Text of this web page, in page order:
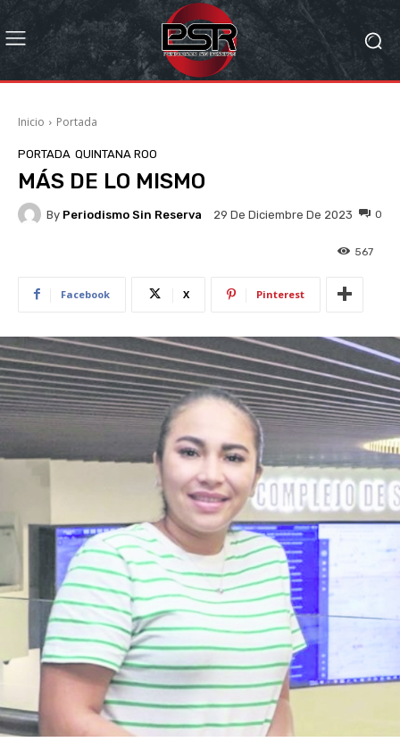
Inicio Portada
PORTADA QUINTANA ROO
MÁS DE LO MISMO
By Periodismo Sin Reserva 29 De Diciembre De 2023 0
567
Facebook X Pinterest